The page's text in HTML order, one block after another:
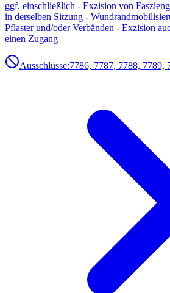
ggf. einschließlich - Exzision von
in derselben Sitzung -
Pflaster und/oder Verbänden - Exzision
einen Zugang
Ausschlüsse:7786, 7787, 7788, 7789,